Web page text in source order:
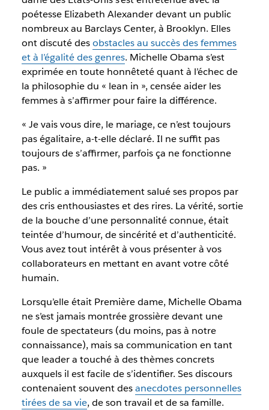
poétesse Elizabeth Alexander devant un public
nombreux au Barclays Center, à Brooklyn. Elles
ont discuté desobstacles au succès des femmes
et à l’égalité des genres. Michelle Obama s’est
exprimée en toute honnêteté quant à l’échec de
la philosophie du « lean in », censée aider les
femmes à s’affirmer pour faire la différence.
« Je vais vous dire, le mariage, ce n’est toujours
pas égalitaire, a-t-elle déclaré. Il ne suffit pas
toujours de s’affirmer, parfois ça ne fonctionne
pas. »
Le public a immédiatement salué ses propos par
des cris enthousiastes et des rires. La vérité, sortie
de la bouche d’une personnalité connue, était
teintée d’humour, de sincérité et d’authenticité.
Vous avez tout intérêt à vous présenter à vos
collaborateurs en mettant en avant votre côté
humain.
Lorsqu’elle était Première dame, Michelle Obama
ne s’est jamais montrée grossière devant une
foule de spectateurs (du moins, pas à notre
connaissance), mais sa communication en tant
que leader a touché à des thèmes concrets
auxquels il est facile de s’identifier. Ses discours
contenaient souvent desanecdotes personnelles
tirées de sa vie, de son travail et de sa famille.